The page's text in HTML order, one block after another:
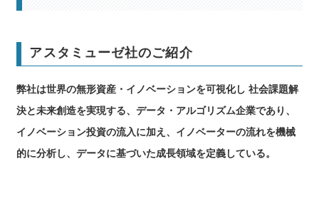
アスタミューゼ社のご紹介
弊社は世界の無形資産・イノベーションを可視化し 社会課題解
決と未来創造を実現する、データ・アルゴリズム企業であり、
イノベーション投資の流入に加え、イノベーターの流れを機械
的に分析し、データに基づいた成⻑領域を定義している。